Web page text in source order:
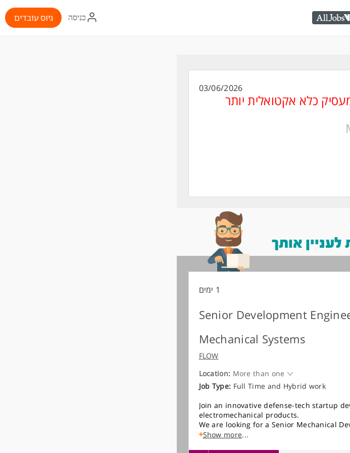
AllJobs
איקון
התחברות
כניסה גיוס עובדים
03/06/2026
כלא אקטואלית יותר
אותך
1 ימים
Senior Development
Mechanical Systems
FLOW
Location: More than one
Job Type: Full Time and Hybrid work
Join an innovative defense-tech startup
electromechanical products.
We are looking for a Senior Mechanical
product development from concept to
Show more...